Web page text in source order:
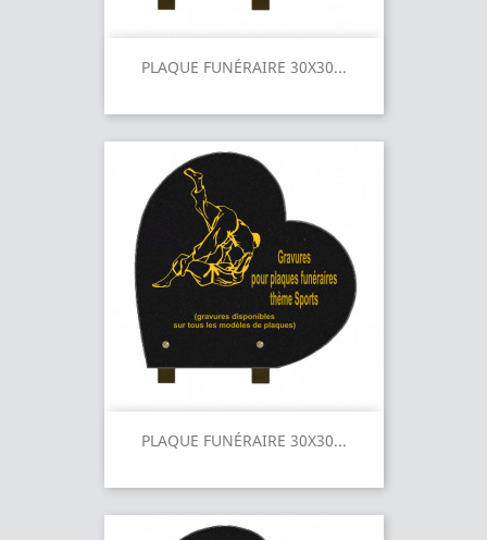
PLAQUE FUNÉRAIRE 30X30...
PLAQUE FUNÉRAIRE 30X30...